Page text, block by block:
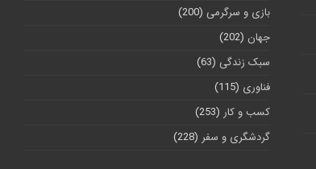
بازی و سرگرمی (200)
جهان (202)
سبک زندگی (63)
فناوری (115)
کسب و کار (253)
گردشگری و سفر (228)